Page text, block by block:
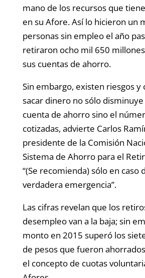
mano de los recursos que
en su Afore. Así lo hicieron un
personas sin empleo el año
retiraron ocho mil 650
sus cuentas de ahorro.
Sin embargo, existen riesgos y
sacar dinero no sólo disminuye
cuenta de ahorro sino el
cotizadas, advierte Carlos
presidente de la Comisión
Sistema de Ahorro para el
“(Se recomienda) sólo en caso
verdadera emergencia”.
Las cifras revelan que los
desempleo van a la baja; sin
monto en 2015 superó los
de pesos que fueron
el concepto de cuotas